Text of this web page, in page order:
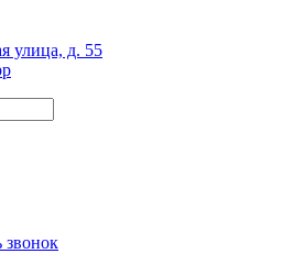
улица, д. 55
звонок